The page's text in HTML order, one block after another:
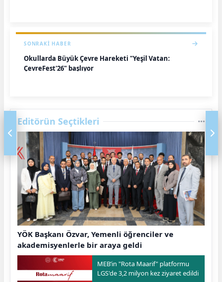
SONRAKI HABER
Okullarda Büyük Çevre Hareketi "Yeşil Vatan:
ÇevreFest'26" başlıyor
Editörün Seçtikleri
YÖK Başkanı Özvar, Yemenli öğrenciler ve
akademisyenlerle bir araya geldi
MEB’in "Rota Maarif" platformu
LGS'de 3,2 milyon kez ziyaret edildi